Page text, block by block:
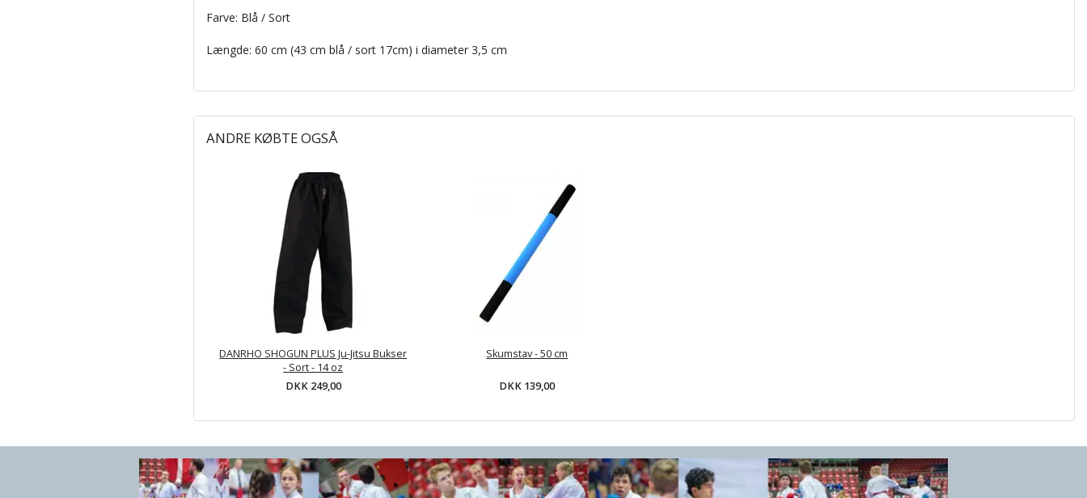
Farve: Blå / Sort
Længde: 60 cm (43 cm blå / sort 17cm) i diameter 3,5 cm
ANDRE KØBTE OGSÅ
DANRHO SHOGUN PLUS Ju-Jitsu Bukser
- Sort - 14 oz
DKK 249,00
Skumstav - 50 cm
DKK 139,00